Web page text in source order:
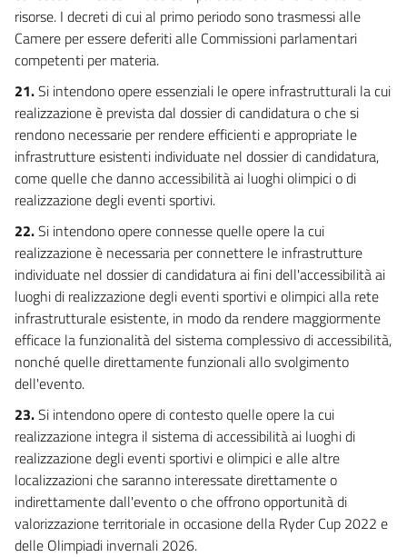
risorse. I decreti di cui al primo periodo sono trasmessi alle
Camere per essere deferiti alle Commissioni parlamentari
competenti per materia.
21.Si intendono opere essenziali le opere infrastrutturali la cui
realizzazione è prevista dal dossier di candidatura o che si
rendono necessarie per rendere efficienti e appropriate le
infrastrutture esistenti individuate nel dossier di candidatura,
come quelle che danno accessibilità ai luoghi olimpici o di
realizzazione degli eventi sportivi.
22.Si intendono opere connesse quelle opere la cui
realizzazione è necessaria per connettere le infrastrutture
individuate nel dossier di candidatura ai fini dell'accessibilità ai
luoghi di realizzazione degli eventi sportivi e olimpici alla rete
infrastrutturale esistente, in modo da rendere maggiormente
efficace la funzionalità del sistema complessivo di accessibilità,
nonché quelle direttamente funzionali allo svolgimento
dell'evento.
23.Si intendono opere di contesto quelle opere la cui
realizzazione integra il sistema di accessibilità ai luoghi di
realizzazione degli eventi sportivi e olimpici e alle altre
localizzazioni che saranno interessate direttamente o
indirettamente dall'evento o che offrono opportunità di
valorizzazione territoriale in occasione della Ryder Cup 2022 e
delle Olimpiadi invernali 2026.